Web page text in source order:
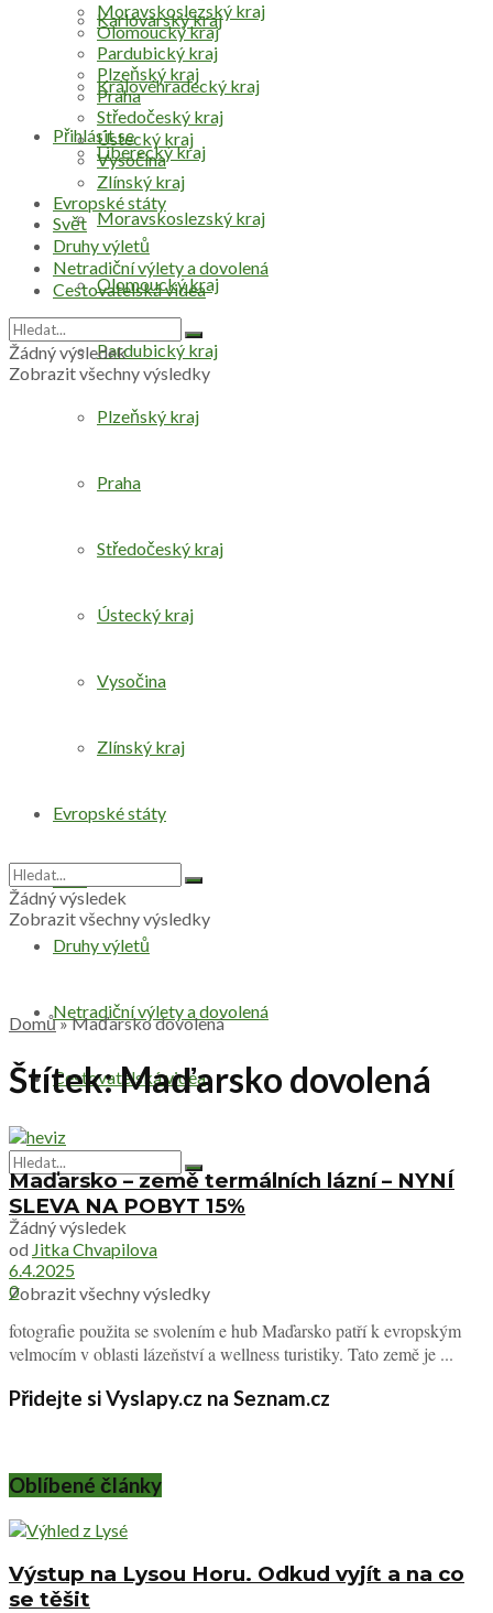
Přihlásit se
Karlovarský kraj
Královéhradecký kraj
Liberecký kraj
Moravskoslezský kraj
Olomoucký kraj
Pardubický kraj
Plzeňský kraj
Praha
Středočeský kraj
Ústecký kraj
Vysočina
Zlínský kraj
Evropské státy
Svět
Druhy výletů
Netradiční výlety a dovolená
Cestovatelská videa
Žádný výsledek
Zobrazit všechny výsledky
Moravskoslezský kraj
Olomoucký kraj
Pardubický kraj
Plzeňský kraj
Praha
Středočeský kraj
Ústecký kraj
Vysočina
Zlínský kraj
Evropské státy
Svět
Druhy výletů
Netradiční výlety a dovolená
Cestovatelská videa
Žádný výsledek
Zobrazit všechny výsledky
Žádný výsledek
Zobrazit všechny výsledky
Domů»Maďarsko dovolená
Štítek:Maďarsko dovolená
Maďarsko – země termálních lázní – NYNÍ
SLEVA NA POBYT 15%
od Jitka Chvapilova
6.4.2025
0
fotografie použita se svolením e hub Maďarsko patří k evropským
velmocím v oblasti lázeňství a wellness turistiky. Tato země je ...
Přidejte si Vyslapy.cz na Seznam.cz
Oblíbené články
Výstup na Lysou Horu. Odkud vyjít a na co
se těšit